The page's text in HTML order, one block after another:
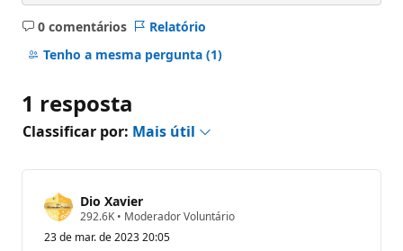
0 comentários
Sem
comentários
Relatório
Tenho a mesma pergunta (1)
1 resposta
Classificar por: Mais útil
Dio Xavier
292.6K P
n
• Moderador Voluntário
23 de mar. de 2023 20:05